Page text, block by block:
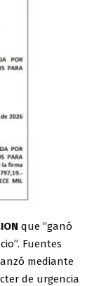
que “ganó
Fuentes
mediante
de urgencia